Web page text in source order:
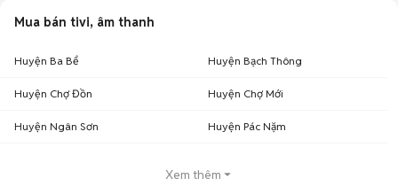
Mua bán tivi, âm thanh
Huyện Ba Bể Huyện Bạch Thông
Huyện Chợ Đồn Huyện Chợ Mới
Huyện Ngân Sơn Huyện Pác Nặm
Xem thêm